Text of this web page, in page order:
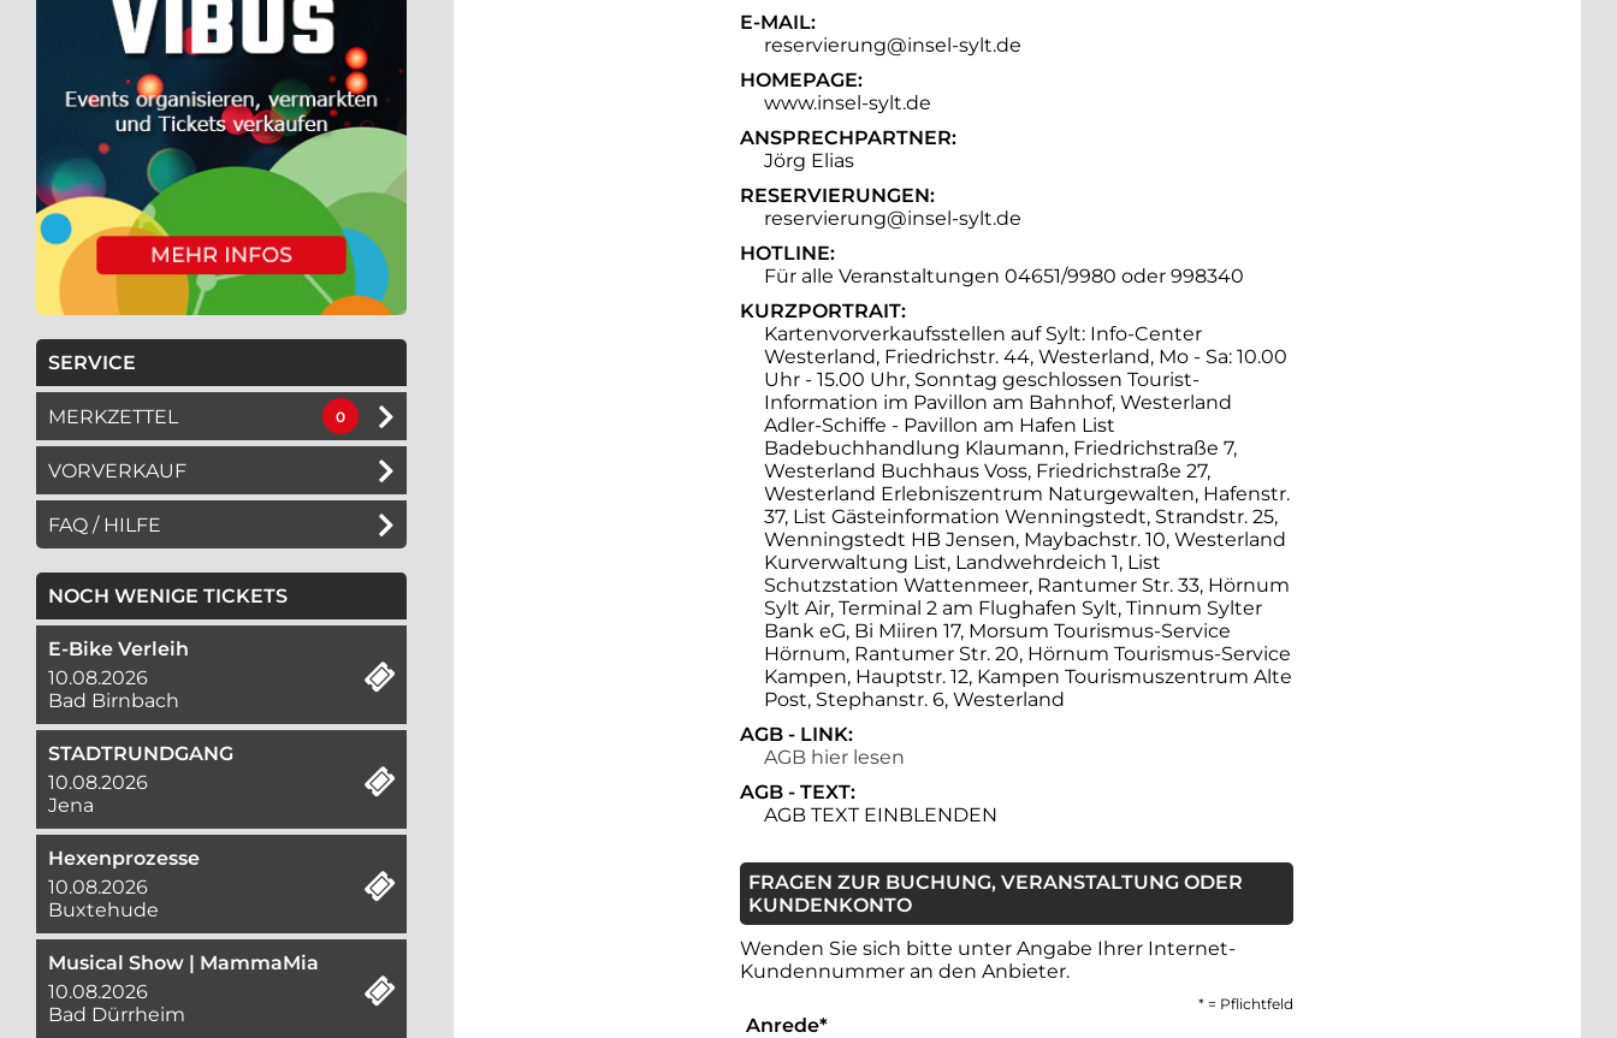
SERVICE
MERKZETTEL 0
VORVERKAUF
FAQ / HILFE
NOCH WENIGE TICKETS
E-Bike Verleih
10.08.2026
Bad Birnbach
STADTRUNDGANG
10.08.2026
Jena
Hexenprozesse
10.08.2026
Buxtehude
Musical Show | MammaMia
10.08.2026
Bad Dürrheim
E-MAIL:
reservierung@insel-sylt.de
HOMEPAGE:
www.insel-sylt.de
ANSPRECHPARTNER:
Jörg Elias
RESERVIERUNGEN:
reservierung@insel-sylt.de
HOTLINE:
Für alle Veranstaltungen 04651/9980 oder 998340
KURZPORTRAIT:
Kartenvorverkaufsstellen auf Sylt: Info-Center
Westerland, Friedrichstr. 44, Westerland, Mo - Sa: 10.00
Uhr - 15.00 Uhr, Sonntag geschlossen Tourist-
Information im Pavillon am Bahnhof, Westerland
Adler-Schiffe - Pavillon am Hafen List
Badebuchhandlung Klaumann, Friedrichstraße 7,
Westerland Buchhaus Voss, Friedrichstraße 27,
Westerland Erlebniszentrum Naturgewalten, Hafenstr.
37, List Gästeinformation Wenningstedt, Strandstr. 25,
Wenningstedt HB Jensen, Maybachstr. 10, Westerland
Kurverwaltung List, Landwehrdeich 1, List
Schutzstation Wattenmeer, Rantumer Str. 33, Hörnum
Sylt Air, Terminal 2 am Flughafen Sylt, Tinnum Sylter
Bank eG, Bi Miiren 17, Morsum Tourismus-Service
Hörnum, Rantumer Str. 20, Hörnum Tourismus-Service
Kampen, Hauptstr. 12, Kampen Tourismuszentrum Alte
Post, Stephanstr. 6, Westerland
AGB - LINK:
AGB hier lesen
AGB - TEXT:
AGB TEXT EINBLENDEN
FRAGEN ZUR BUCHUNG, VERANSTALTUNG ODER
KUNDENKONTO
Wenden Sie sich bitte unter Angabe Ihrer Internet-
Kundennummer an den Anbieter.
* = Pflichtfeld
Anrede*Auswahlbox für die Anrede. Dies ist ein Pflichtfeld.